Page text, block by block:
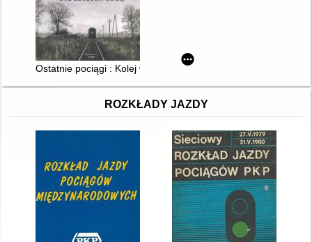
Ostatnie pociągi : Kolej w fotografii z lat 90-tych
ROZKŁADY JAZDY